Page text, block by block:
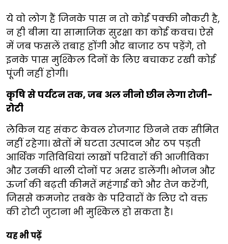
ये वो लोग हैं जिनके पास न तो कोई पक्की नौकरी है,
न ही बीमा या सामाजिक सुरक्षा का कोई कवच। ऐसे
में जब फसलें तबाह होंगी और बाजार ठप पड़ेंगे, तो
इनके पास मुश्किल दिनों के लिए बचाकर रखी कोई
पूंजी नहीं होगी।
कृषि से पर्यटन तक, जब अल नीनो छीन लेगा रोजी-
रोटी
लेकिन यह संकट केवल रोजगार छिनने तक सीमित
नहीं रहेगा। खेतों में घटता उत्पादन और ठप पड़ती
आर्थिक गतिविधियां लाखों परिवारों की आजीविका
और उनकी थाली दोनों पर असर डालेंगी। भोजन और
ऊर्जा की बढ़ती कीमतें महंगाई को और तेज करेंगी,
जिससे कमजोर तबके के परिवारों के लिए दो वक्त
की रोटी जुटाना भी मुश्किल हो सकता है।
यह भी पढ़ें